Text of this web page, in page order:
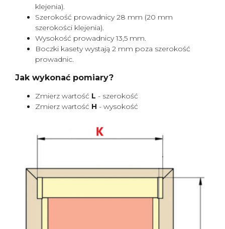
klejenia).
Szerokość prowadnicy 28 mm (20 mm
szerokości klejenia).
Wysokość prowadnicy 13,5 mm.
Boczki kasety wystają 2 mm poza szerokość
prowadnic.
Jak wykonać pomiary?
Zmierz wartość L - szerokość
Zmierz wartość H - wysokość